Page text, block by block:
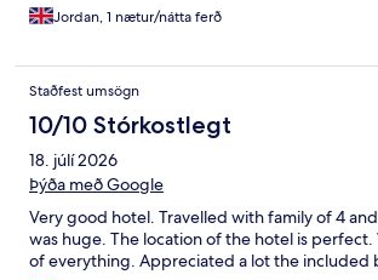
Jordan, 1 nætur/nátta ferð
Staðfest umsögn
10/10 Stórkostlegt
18. júlí 2026
Þýða með Google
Very good hotel. Travelled with family of 4
was huge. The location of the hotel is
of everything. Appreciated a lot the included